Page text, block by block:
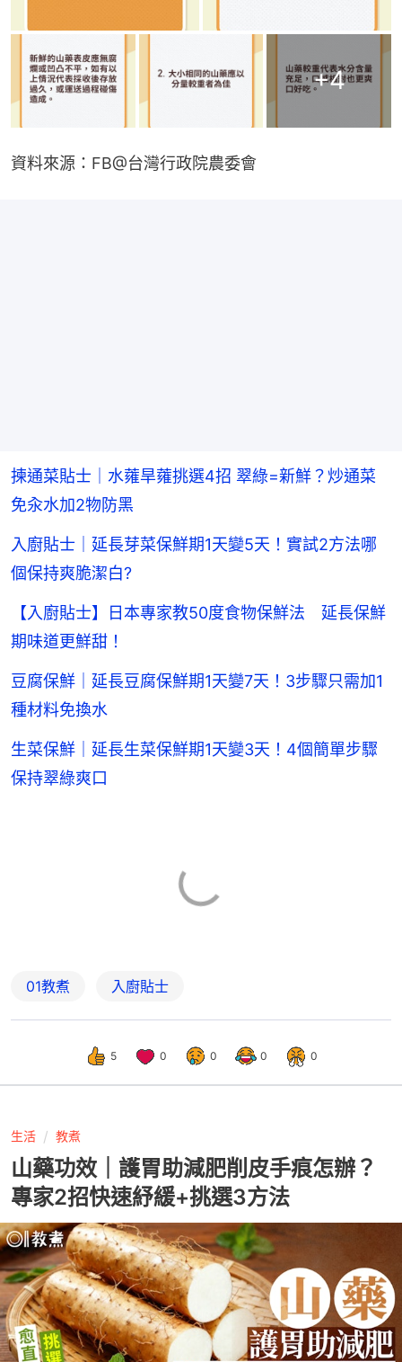
+4
資料來源：FB@台灣行政院農委會
揀通菜貼士｜水蕹旱蕹挑選4招 翠綠=新鮮？炒通菜
免汆水加2物防黑
入廚貼士｜延長芽菜保鮮期1天變5天！實試2方法哪
個保持爽脆潔白?
【入廚貼士】日本專家教50度食物保鮮法 延長保鮮
期味道更鮮甜！
豆腐保鮮｜延長豆腐保鮮期1天變7天！3步驟只需加1
種材料免換水
生菜保鮮｜延長生菜保鮮期1天變3天！4個簡單步驟
保持翠綠爽口
01教煮 入廚貼士
5 0 0 0 0
生活 教煮
山藥功效｜護胃助減肥削皮手痕怎辦？
專家2招快速紓緩+挑選3方法